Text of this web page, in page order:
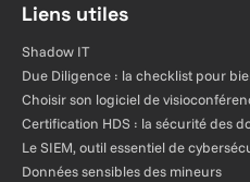
Liens utiles
Shadow IT
Due Diligence : la checklist pour
Choisir son logiciel de
Certification HDS : la sécurité des
Le SIEM, outil essentiel de
Données sensibles des mineurs